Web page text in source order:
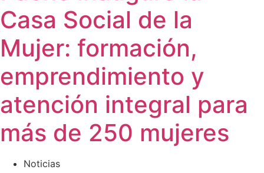
Casa Social de la
Mujer: formación,
emprendimiento y
atención integral para
más de 250 mujeres
Noticias